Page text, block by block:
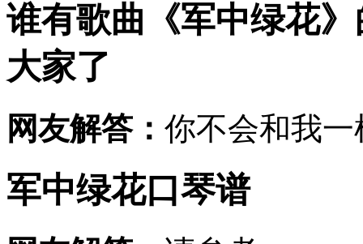
谁有歌曲《军中绿花
大家了
网友解答： 你不会和我
军中绿花口琴谱